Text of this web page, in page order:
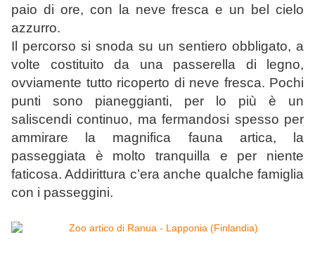
paio di ore, con la neve fresca e un bel cielo
azzurro.
Il percorso si snoda su un sentiero obbligato, a
volte costituito da una passerella di legno,
ovviamente tutto ricoperto di neve fresca. Pochi
punti sono pianeggianti, per lo più è un
saliscendi continuo, ma fermandosi spesso per
ammirare la magnifica fauna artica, la
passeggiata è molto tranquilla e per niente
faticosa. Addirittura c’era anche qualche famiglia
con i passeggini.